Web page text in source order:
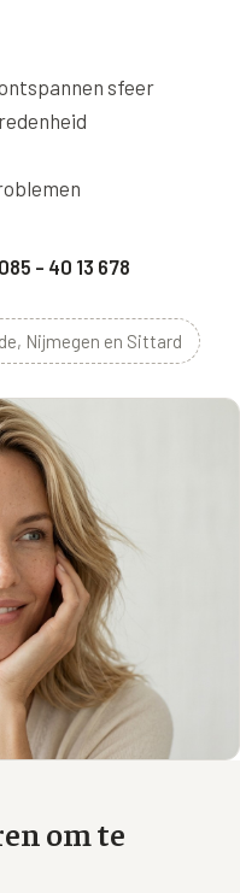
sfeer
- 40 13 678
Nijmegen en Sittard
om te